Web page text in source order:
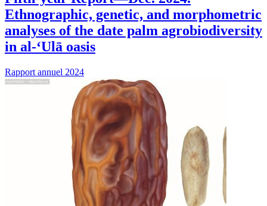
Ethnographic, genetic, and morphometric
analyses of the date palm agrobiodiversity
in al-‘Ulā oasis
Rapport annuel 2024